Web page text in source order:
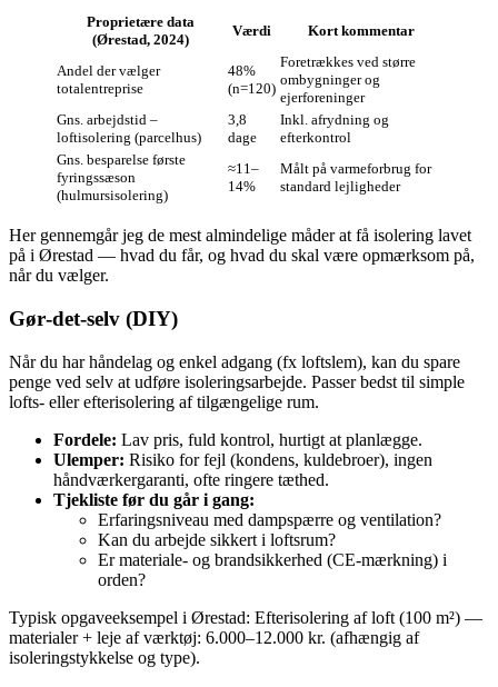
Proprietære data
(Ørestad, 2024)
Værdi Kort kommentar
Andel der vælger
totalentreprise
48%
(n=120)
Foretrækkes ved større
ombygninger og
ejerforeninger
Gns. arbejdstid –
loftisolering (parcelhus)
3,8
dage
Inkl. afrydning og
efterkontrol
Gns. besparelse første
fyringssæson
(hulmursisolering)
≈11–
14%
Målt på varmeforbrug for
standard lejligheder
Her gennemgår jeg de mest almindelige måder at få isolering lavet
på i Ørestad — hvad du får, og hvad du skal være opmærksom på,
når du vælger.
Gør‑det‑selv (DIY)
Når du har håndelag og enkel adgang (fx loftslem), kan du spare
penge ved selv at udføre isoleringsarbejde. Passer bedst til simple
lofts- eller efterisolering af tilgængelige rum.
Fordele: Lav pris, fuld kontrol, hurtigt at planlægge.
Ulemper: Risiko for fejl (kondens, kuldebroer), ingen
håndværkergaranti, ofte ringere tæthed.
Tjekliste før du går i gang:
Erfaringsniveau med dampspærre og ventilation?
Kan du arbejde sikkert i loftsrum?
Er materiale‑ og brandsikkerhed (CE‑mærkning) i
orden?
Typisk opgaveeksempel i Ørestad: Efterisolering af loft (100 m²) —
materialer + leje af værktøj: 6.000–12.000 kr. (afhængig af
isoleringstykkelse og type).